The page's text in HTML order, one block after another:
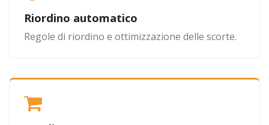
Riordino automatico
Regole di riordino e ottimizzazione delle scorte.